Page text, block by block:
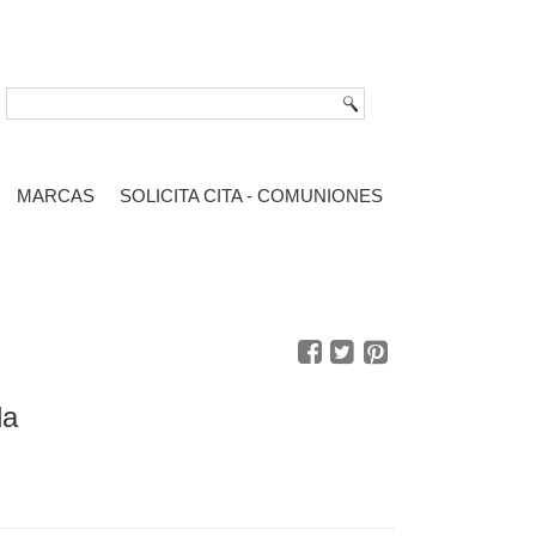
MARCAS SOLICITA CITA - COMUNIONES